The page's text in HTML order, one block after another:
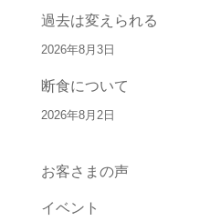
過去は変えられる
2026年8月3日
断食について
2026年8月2日
お客さまの声
イベント